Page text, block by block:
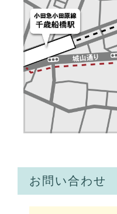
お問い合わせ